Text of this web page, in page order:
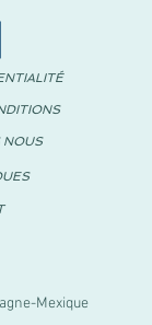
Mexique
NOUS